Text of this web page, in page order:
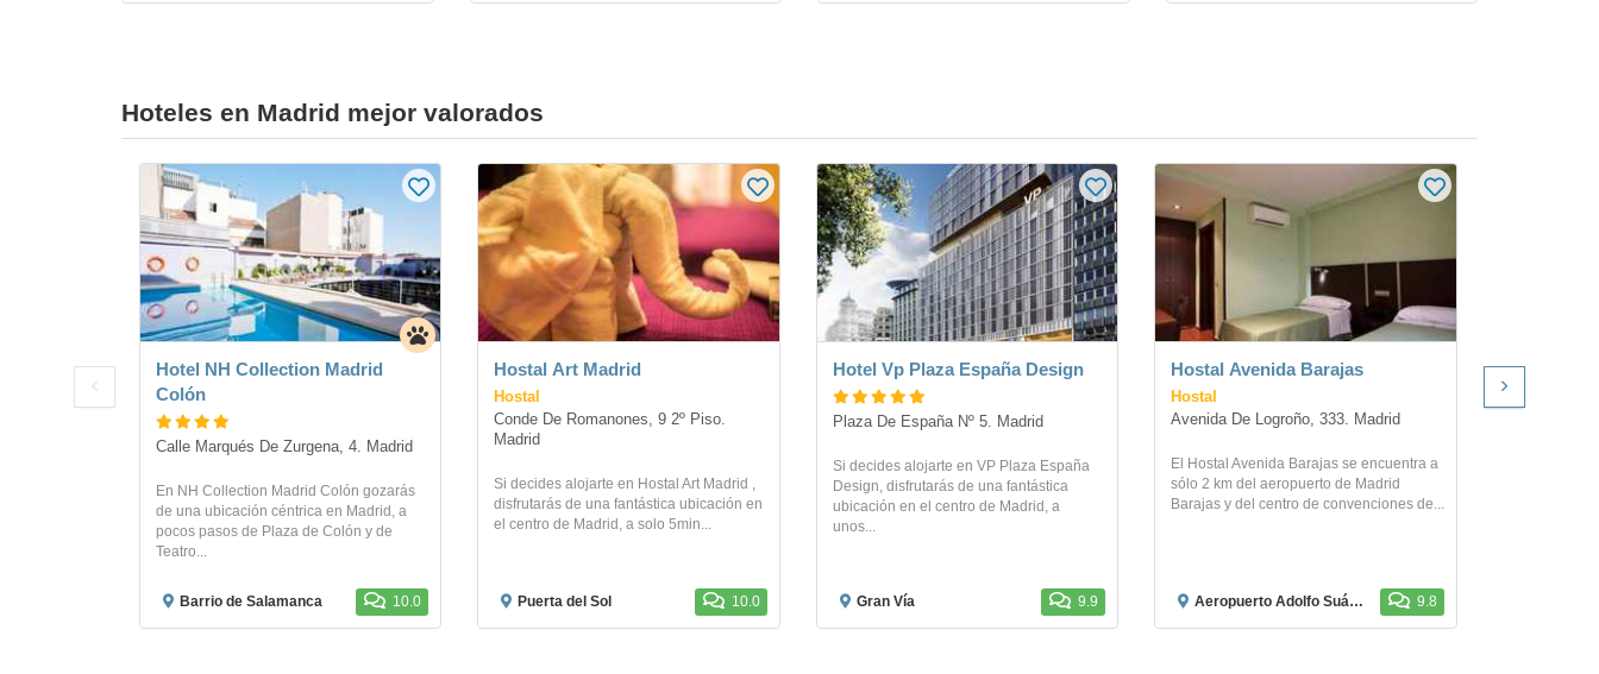
Hoteles en Madrid mejor valorados
Hotel NH Collection Madrid
Colón
Calle Marqués De Zurgena, 4. Madrid
En NH Collection Madrid Colón gozarás
de una ubicación céntrica en Madrid, a
pocos pasos de Plaza de Colón y de
Teatro...
Barrio de Salamanca 10.0
Hostal Art Madrid
Hostal
Conde De Romanones, 9 2º Piso.
Madrid
Si decides alojarte en Hostal Art Madrid ,
disfrutarás de una fantástica ubicación en
el centro de Madrid, a solo 5min...
Puerta del Sol 10.0
Hotel Vp Plaza España Design
Plaza De España Nº 5. Madrid
Si decides alojarte en VP Plaza España
Design, disfrutarás de una fantástica
ubicación en el centro de Madrid, a
unos...
Gran Vía 9.9
Hostal Avenida Barajas
Hostal
Avenida De Logroño, 333. Madrid
El Hostal Avenida Barajas se encuentra a
sólo 2 km del aeropuerto de Madrid
Barajas y del centro de convenciones de...
Aeropuerto Adolfo Suárez Madrid-Barajas 9.8
Hotel